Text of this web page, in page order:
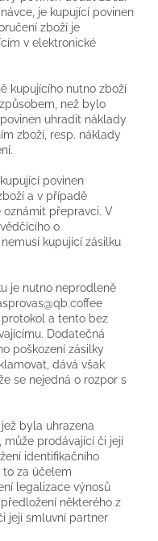
je kupující povinen
zboží je
v elektronické
kupujícího nutno zboží
než bylo
uhradit náklady
zboží, resp. náklady
povinen
a v případě
přepravci. V
o
kupující zásilku
je nutno neprodleně
a tento bez
Dodatečná
poškození zásilky
dává však
se nejedná o rozpor s
byla uhrazena
prodávající či její
identifikačního
to za účelem
legalizace výnosů
některého z
její smluvní partner